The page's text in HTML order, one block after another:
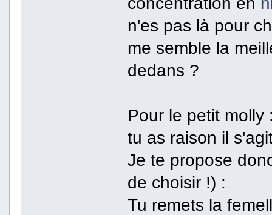
n'es pas là pour
me semble la
dedans ?
Pour le petit
tu as raison il
Je te propose
de choisir !) :
Tu remets la